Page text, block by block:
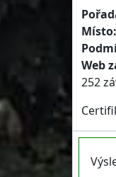
Místo:
Web
252